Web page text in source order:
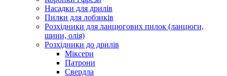
Насадки для дрилів
Пилки для лобзиків
Розхідники для ланцюгових пилок (ланцюги,
шини, олія)
Розхідники до дрилів
Міксери
Патрони
Свердла